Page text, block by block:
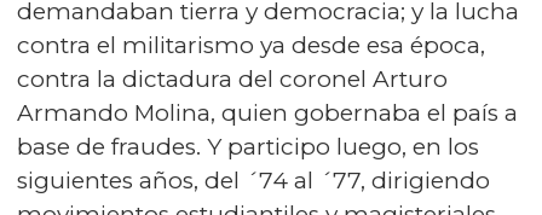
demandaban tierra y democracia; y la lucha
contra el militarismo ya desde esa época,
contra la dictadura del coronel Arturo
Armando Molina, quien gobernaba el país a
base de fraudes. Y participo luego, en los
siguientes años, del ´74 al ´77, dirigiendo